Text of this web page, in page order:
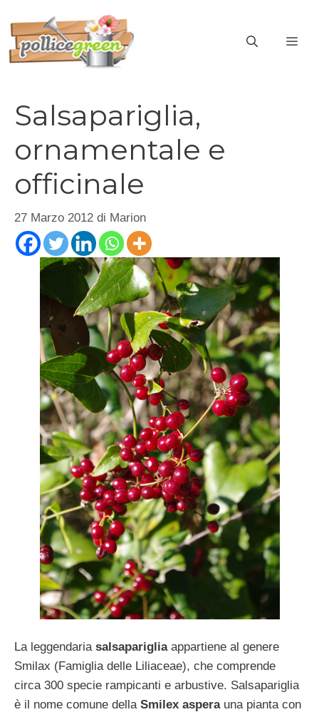
contenuto
Salsapariglia,
ornamentale e
officinale
27 Marzo 2012 di Marion
La leggendariasalsaparigliaappartiene al genere
Smilax (Famiglia delle Liliaceae), che comprende
circa 300 specie rampicanti e arbustive. Salsapariglia
è il nome comune della Smilex asperauna pianta con